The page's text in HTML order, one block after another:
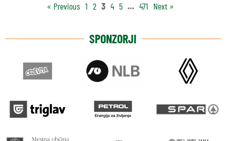
« Previous 1 2 3 4 5 … 471 Next »
SPONZORJI